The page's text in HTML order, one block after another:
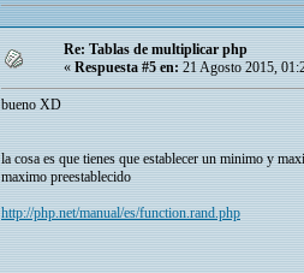
Re: Tablas de multiplicar php
« Respuesta #5 en: 21 Agosto 2015,
bueno XD
la cosa es que tienes que establecer un minimo y
maximo preestablecido
http://php.net/manual/es/function.rand.php